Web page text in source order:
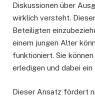
Diskussionen über
wirklich versteht.
Beteiligten
einem jungen Alter
funktioniert. Sie
erledigen und dabei
Dieser Ansatz fördert